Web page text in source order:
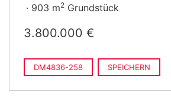
903 m2 Grundstück
3.800.000 €
DM4836-258 SPEICHERN